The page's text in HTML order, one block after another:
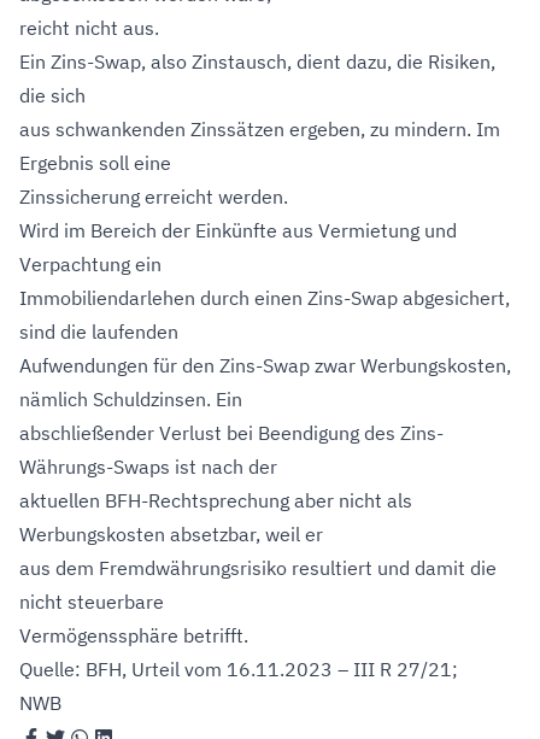
reicht nicht aus.
Ein Zins-Swap, also Zinstausch, dient dazu, die Risiken,
die sich
aus schwankenden Zinssätzen ergeben, zu mindern. Im
Ergebnis soll eine
Zinssicherung erreicht werden.
Wird im Bereich der Einkünfte aus Vermietung und
Verpachtung ein
Immobiliendarlehen durch einen Zins-Swap abgesichert,
sind die laufenden
Aufwendungen für den Zins-Swap zwar Werbungskosten,
nämlich Schuldzinsen. Ein
abschließender Verlust bei Beendigung des Zins-
Währungs-Swaps ist nach der
aktuellen BFH-Rechtsprechung aber nicht als
Werbungskosten absetzbar, weil er
aus dem Fremdwährungsrisiko resultiert und damit die
nicht steuerbare
Vermögenssphäre betrifft.
Quelle: BFH, Urteil vom 16.11.2023 – III R 27/21;
NWB